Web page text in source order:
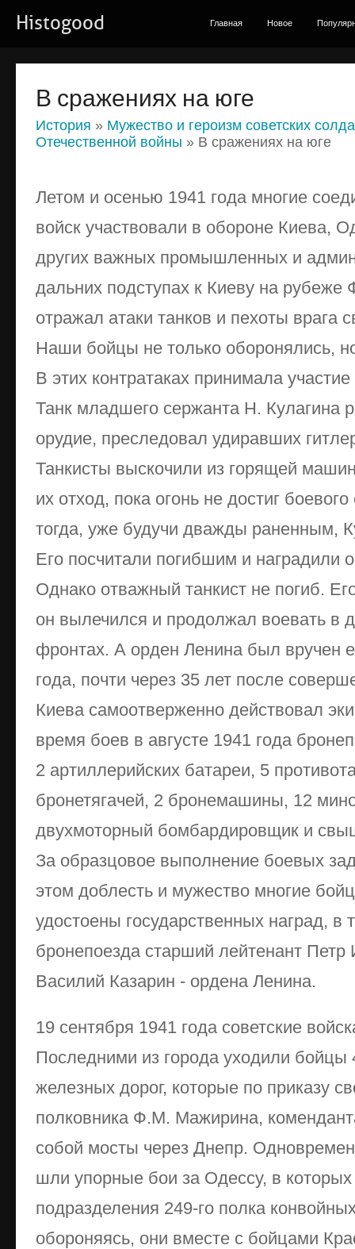
Histogood Главная Новое
В сражениях на юге
История » Мужество и героизм советских
Отечественной войны » В сражениях на юге
Летом и осенью 1941 года многие
войск участвовали в обороне Киева,
других важных промышленных и
дальних подступах к Киеву на рубеже
отражал атаки танков и пехоты врага
Наши бойцы не только оборонялись,
В этих контратаках принимала
Танк младшего сержанта Н. Кулагина
орудие, преследовал удиравших
Танкисты выскочили из горящей
их отход, пока огонь не достиг
тогда, уже будучи дважды раненным,
Его посчитали погибшим и наградили
Однако отважный танкист не погиб.
он вылечился и продолжал воевать в
фронтах. А орден Ленина был вручен
года, почти через 35 лет после
Киева самоотверженно действовал
время боев в августе 1941 года
2 артиллерийских батареи, 5
бронетягачей, 2 бронемашины, 12
двухмоторный бомбардировщик и
За образцовое выполнение боевых
этом доблесть и мужество многие
удостоены государственных наград, в
бронепоезда старший лейтенант
Василий Казарин - ордена Ленина.
19 сентября 1941 года советские
Последними из города уходили бойцы
железных дорог, которые по приказу
полковника Ф.М. Мажирина,
собой мосты через Днепр.
шли упорные бои за Одессу, в которых
подразделения 249-го полка
обороняясь, они вместе с бойцами